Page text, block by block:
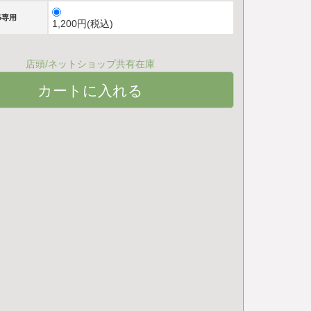
用
1,200円(税込)
店頭/ネットショップ共有在庫